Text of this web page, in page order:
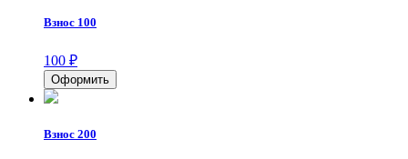
Взнос 100
100 ₽
Взнос 200